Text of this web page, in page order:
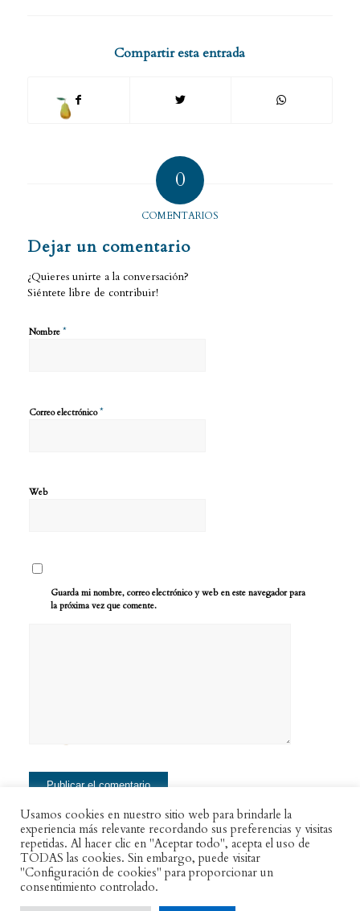
Compartir esta entrada
0
COMENTARIOS
Dejar un comentario
¿Quieres unirte a la conversación?
Siéntete libre de contribuir!
Nombre *
Correo electrónico*
Web
Guarda mi nombre, correo electrónico y web en este navegador para
la próxima vez que comente.
Usamos cookies en nuestro sitio web para brindarle la
experiencia más relevante recordando sus preferencias y visitas
repetidas. Al hacer clic en "Aceptar todo", acepta el uso de
TODAS las cookies. Sin embargo, puede visitar
"Configuración de cookies" para proporcionar un
consentimiento controlado.